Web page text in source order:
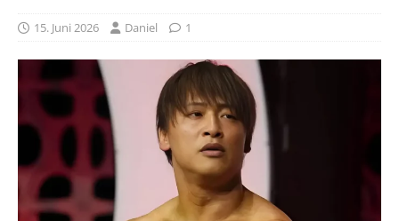
15. Juni 2026 Daniel 1